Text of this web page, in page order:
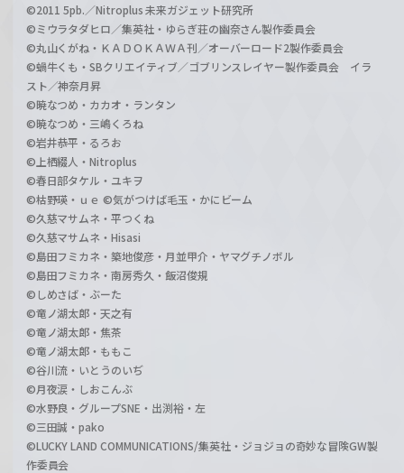
©2011 5pb.／Nitroplus 未来ガジェット研究所
©ミウラタダヒロ／集英社・ゆらぎ荘の幽奈さん製作委員会
©丸山くがね・ＫＡＤＯＫＡＷＡ刊／オーバーロード2製作委員会
©蝸牛くも・SBクリエイティブ／ゴブリンスレイヤー製作委員会 イラ
スト／神奈月昇
©暁なつめ・カカオ・ランタン
©暁なつめ・三嶋くろね
©岩井恭平・るろお
©上栖綴人・Nitroplus
©春日部タケル・ユキヲ
©枯野瑛・ｕｅ ©気がつけば毛玉・かにビーム
©久慈マサムネ・平つくね
©久慈マサムネ・Hisasi
©島田フミカネ・築地俊彦・月並甲介・ヤマグチノボル
©島田フミカネ・南房秀久・飯沼俊規
©しめさば・ぶーた
©竜ノ湖太郎・天之有
©竜ノ湖太郎・焦茶
©竜ノ湖太郎・ももこ
©谷川流・いとうのいぢ
©月夜涙・しおこんぶ
©水野良・グループSNE・出渕裕・左
©三田誠・pako
©LUCKY LAND COMMUNICATIONS/集英社・ジョジョの奇妙な冒険GW製
作委員会